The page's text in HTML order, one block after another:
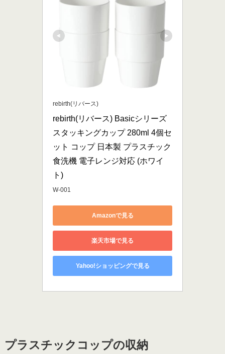
rebirth(リバース)
rebirth(リバース) Basicシリーズ
スタッキングカップ 280ml 4個セ
ット コップ 日本製 プラスチック
食洗機 電子レンジ対応 (ホワイ
ト)
W-001
Amazonで見る
楽天市場で見る
Yahoo!ショッピングで見る
プラスチックコップの収納